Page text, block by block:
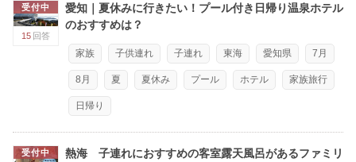
受付中
15 回答
愛知｜夏休みに行きたい！プール付き日帰り温泉ホテル
のおすすめは？
家族 子供連れ 子連れ 東海 愛知県 7月
8月 夏 夏休み プール ホテル 家族旅行
日帰り
受付中
熱海 子連れにおすすめの客室露天風呂があるファミリ